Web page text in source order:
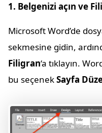
1. Belgenizi açın ve
Microsoft Word’de
sekmesine gidin,
Filigran‘a tıklayın.
bu seçenekSayfa